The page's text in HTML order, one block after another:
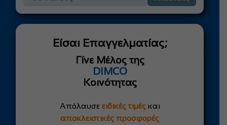
Είσαι Επαγγελματίας;
Γίνε Μέλος της
DIMCO
Κοινότητας
Απόλαυσε ειδικές τιμέςκαι
αποκλειστικές προσφορές